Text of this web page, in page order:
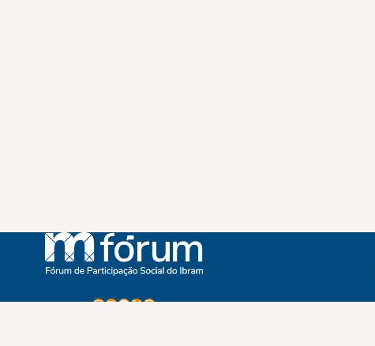
Instagram
Youtube
Facebook
X WhatsApp